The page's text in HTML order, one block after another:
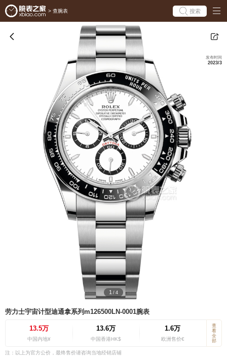
> 查腕表 搜索
1 / 4
发布时间
2023/3
劳力士宇宙计型迪通拿系列m126500LN-0001腕表
13.5万
中国内地¥
13.6万
中国香港HK$
1.6万
欧洲售价€
查
看
全
部
注：以上为官方公价，最终售价请咨询当地经销店铺